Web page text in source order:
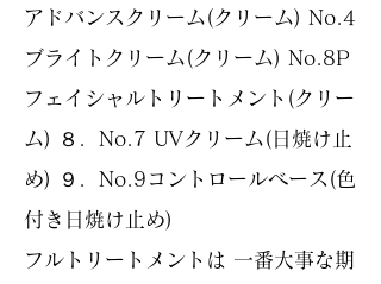
アドバンスクリーム(クリーム) No.4
ブライトクリーム(クリーム) No.8P
フェイシャルトリートメント(クリー
ム) ８．No.7 UVクリーム(日焼け止
め) ９．No.9コントロールベース(色
付き日焼け止め)
フルトリートメントは 一番大事な期